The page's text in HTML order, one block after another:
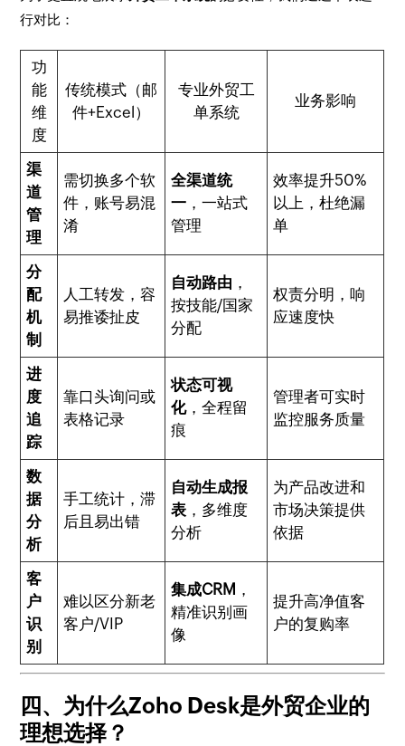
行对比：
功
能
维
度
传统模式（邮
件+Excel）
专业外贸工
单系统
业务影响
渠
道
管
理
需切换多个软
件，账号易混
淆
全渠道统
一 ，一站式
管理
效率提升50%
以上，杜绝漏
单
分
配
机
制
人工转发，容
易推诿扯皮
自动路由 ，
按技能/国家
分配
权责分明，响
应速度快
进
度
追
踪
靠口头询问或
表格记录
状态可视
化，全程留
痕
管理者可实时
监控服务质量
数
据
分
析
手工统计，滞
后且易出错
自动生成报
表 ，多维度
分析
为产品改进和
市场决策提供
依据
客
户
识
别
难以区分新老
客户/VIP
集成CRM ，
精准识别画
像
提升高净值客
户的复购率
四、为什么Zoho Desk是外贸企业的
理想选择？